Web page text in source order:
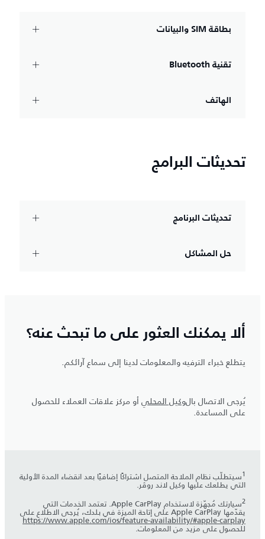
بطاقة SIM والبيانات
تقنية Bluetooth‏
الهاتف
تحديثات البرامج
تحديثات البرنامج
حل المشاكل
ألا يمكنك العثور على ما تبحث عنه؟
يتطلع خبراء الترفيه والمعلومات لدينا إلى سماع آرائكم.
يُرجى الاتصال بالوكيل المحلي أو مركز علاقات العملاء للحصول
على المساعدة.
سيتطلّب نظام الملاحة المتصل اشتراكًا إضافيًا بعد انقضاء المدة الأولية
التي يطلعك عليها وكيل لاند روڤر.
سيارتك مُجهّزة لاستخدام Apple CarPlay. تعتمد الخدمات التي
يقدّمها Apple CarPlay على إتاحة الميزة في بلدك، يُرجى الاطلاع على
https://www.apple.com/ios/feature-availability/#apple-carplay
للحصول على مزيد من المعلومات.